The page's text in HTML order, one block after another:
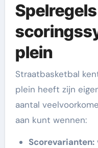
plein
Straatbasketbal
plein heeft zijn
aantal
aan kunt wennen:
Scorevarianten: